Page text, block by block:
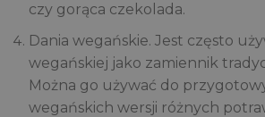
czy gorąca czekolada.
Dania wegańskie. Jest często
wegańskiej jako zamiennik
Można go używać do
wegańskich wersji różnych